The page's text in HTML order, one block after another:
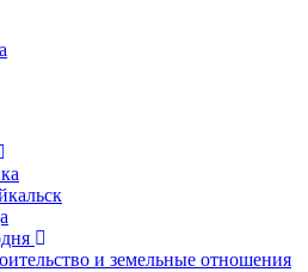
и земельные отношения